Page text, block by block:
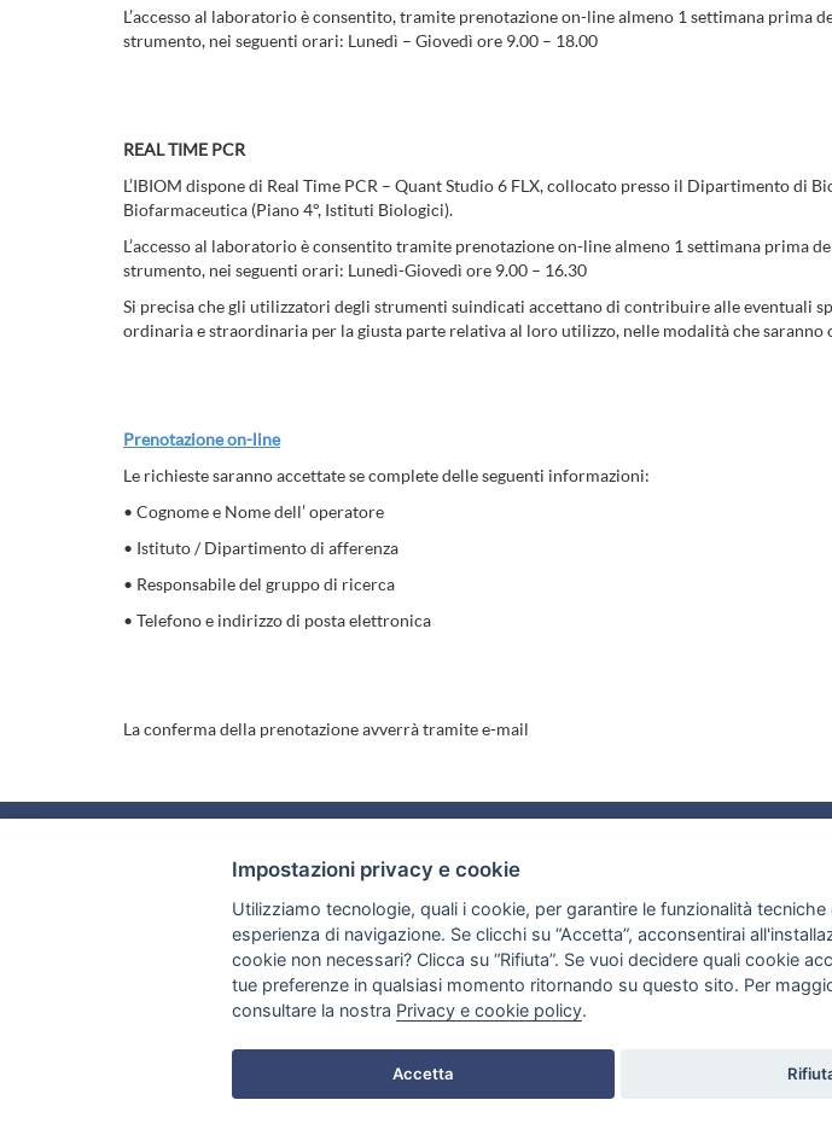
L’accesso al laboratorio è consentito, tramite prenotazione on-line almeno 1 settimana prima
strumento, nei seguenti orari: Lunedì – Giovedì ore 9.00 – 18.00
REAL TIME PCR
L’IBIOM dispone di Real Time PCR – Quant Studio 6 FLX, collocato presso il Dipartimento di
Biofarmaceutica (Piano 4°, Istituti Biologici).
L’accesso al laboratorio è consentito tramite prenotazione on-line almeno 1 settimana prima
strumento, nei seguenti orari: Lunedì-Giovedì ore 9.00 – 16.30
Si precisa che gli utilizzatori degli strumenti suindicati accettano di contribuire alle eventuali
ordinaria e straordinaria per la giusta parte relativa al loro utilizzo, nelle modalità che saranno
Prenotazione on-line
Le richieste saranno accettate se complete delle seguenti informazioni:
• Cognome e Nome dell’ operatore
• Istituto / Dipartimento di afferenza
• Responsabile del gruppo di ricerca
• Telefono e indirizzo di posta elettronica
La conferma della prenotazione avverrà tramite e-mail
+39.080.592 9808-9809-9810-9811
Via Giovanni Amendola, 122/O
70126 Bari (BA) Italia
Chi siamo
Direttore f.f.
Consiglio di Istituto
Staff
Pubblicazioni
Prodotti
Progetti
Competenze
Terza missione
Formazione
Elixir
Convegni
Workshop
Seminari
Progetti
Impostazioni privacy e cookie
Utilizziamo tecnologie, quali i cookie, per garantire le funzionalità
esperienza di navigazione. Se clicchi su “Accetta”, acconsentirai
cookie non necessari? Clicca su “Rifiuta”. Se vuoi decidere quali cookie
tue preferenze in qualsiasi momento ritornando su questo sito. Per
consultare la nostra Privacy e cookie policy.
Accetta